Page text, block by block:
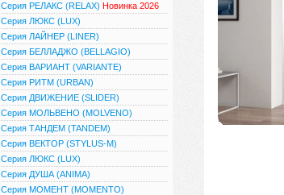
Серия РЕЛАКС (RELAX) Новинка 2026
Серия ЛЮКС (LUX)
Серия ЛАЙНЕР (LINER)
Серия БЕЛЛАДЖО (BELLAGIO)
Серия ВАРИАНТ (VARIANTE)
Серия РИТМ (URBAN)
Серия ДВИЖЕНИЕ (SLIDER)
Серия МОЛЬВЕНО (MOLVENO)
Серия ТАНДЕМ (TANDEM)
Серия ВЕКТОР (STYLUS-M)
Серия ЛЮКС (LUX)
Серия ДУША (ANIMA)
Серия МОМЕНТ (MOMENTO)